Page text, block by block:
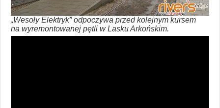
„Wesoły Elektryk” odpoczywa przed kolejnym kursem
na wyremontowanej pętli w Lasku Arkońskim.